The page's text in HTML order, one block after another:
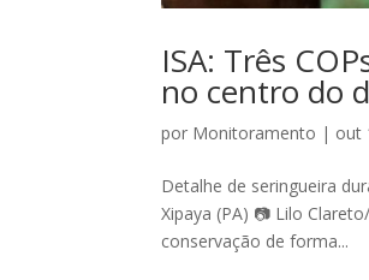
ISA: Três
no centro do
por Monitoramento | out
Detalhe de seringueira
Xipaya (PA) 📷 Lilo
conservação de forma...